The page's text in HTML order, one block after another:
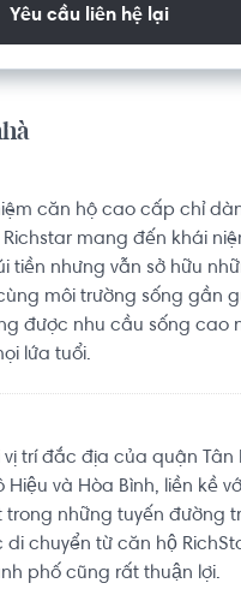
Yêu cầu liên hệ lại
căn hộ cao cấp chỉ
mang đến khái
tiền nhưng vẫn sở hữu
môi trường sống gần
được nhu cầu sống cao
lứa tuổi.
vị trí đắc địa của quận Tân
và Hòa Bình, liền kề
những tuyến đường
di chuyển từ căn hộ
phố cũng rất thuận lợi.